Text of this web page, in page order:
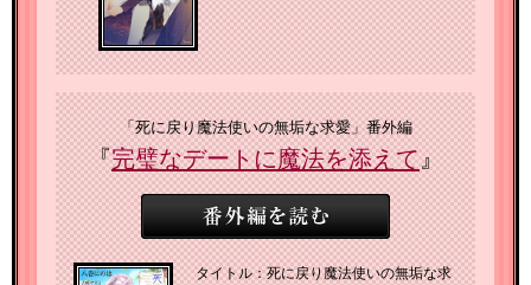
「死に戻り魔法使いの無垢な求愛」番外編
『完璧なデートに魔法を添えて』
タイトル：死に戻り魔法使いの無垢な求